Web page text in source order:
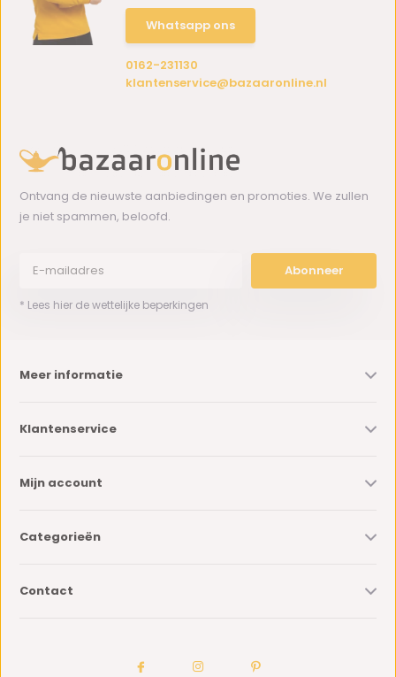
Whatsapp ons
0162-231130
klantenservice@bazaaronline.nl
Ontvang de nieuwste aanbiedingen en promoties. We zullen
je niet spammen, beloofd.
Abonneer
* Lees hier de wettelijke beperkingen
Meer informatie
Klantenservice
Mijn account
Categorieën
Contact